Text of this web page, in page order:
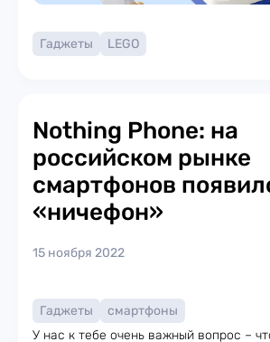
Гаджеты LEGO
Nothing Phone: на
российском рынке
смартфонов
«ничефон»
15 ноября 2022
Гаджеты
смартфоны
У нас к тебе очень важный вопрос –